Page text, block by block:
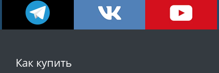
Как купить